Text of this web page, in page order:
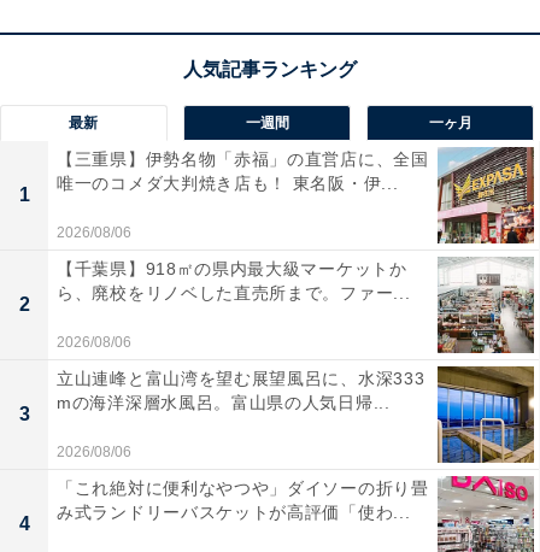
最新 一週間 一ヶ月
1
【三重県】伊勢名物「赤福」の直営店に、全国
唯一のコメダ大判焼き店も！ 東名阪・伊...
2026/08/06
2
【千葉県】918㎡の県内最大級マーケットか
ら、廃校をリノベした直売所まで。ファー...
2026/08/06
3
立山連峰と富山湾を望む展望風呂に、水深333
mの海洋深層水風呂。富山県の人気日帰...
2026/08/06
4
「これ絶対に便利なやつや」ダイソーの折り畳
み式ランドリーバスケットが高評価「使わ...